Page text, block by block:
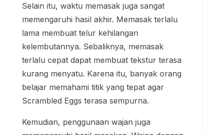
Selain itu, waktu memasak juga sangat
memengaruhi hasil akhir. Memasak terlalu
lama membuat telur kehilangan
kelembutannya. Sebaliknya, memasak
terlalu cepat dapat membuat tekstur terasa
kurang menyatu. Karena itu, banyak orang
belajar memahami titik yang tepat agar
Scrambled Eggs terasa sempurna.
Kemudian, penggunaan wajan juga